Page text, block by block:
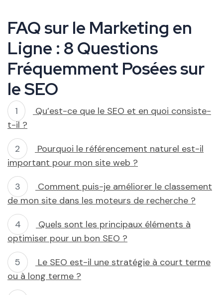
FAQ sur le Marketing en
Ligne : 8 Questions
Fréquemment Posées sur
le SEO
Qu’est-ce que le SEO et en quoi consiste-
t-il ?
Pourquoi le référencement naturel est-il
important pour mon site web ?
Comment puis-je améliorer le classement
de mon site dans les moteurs de recherche ?
Quels sont les principaux éléments à
optimiser pour un bon SEO ?
Le SEO est-il une stratégie à court terme
ou à long terme ?